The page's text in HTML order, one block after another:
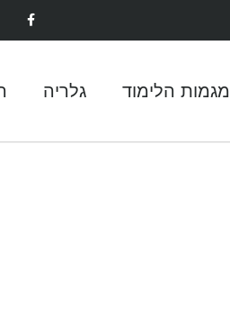
מגמות הלימוד גלריה